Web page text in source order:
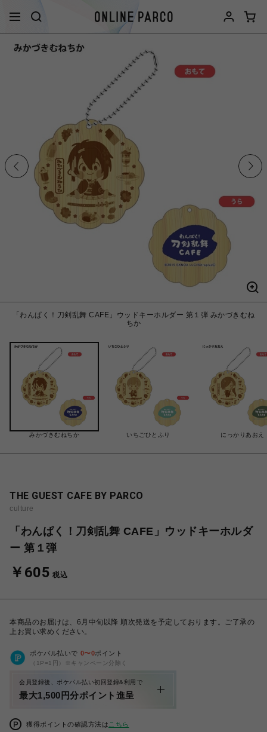
「わんぱく！刀剣乱舞 CAFE」ウッドキーホルダー 第１弾 みかづきむね
ちか
みかづきむねちか いちごひとふり にっかりあおえ
THE GUEST CAFE BY PARCO
culture
「わんぱく！刀剣乱舞 CAFE」ウッドキーホルダ
ー 第１弾
￥605 税込
本商品のお届けは、6月中旬以降 順次発送を予定しております。ご了承の
上お買い求めください。
ポケパル払いで 0〜0ポイント
（1P=1円）※キャンペーン分除く
会員登録後、ポケパル払い初回登録&利用で
最大1,500円分ポイント進呈
獲得ポイントの確認方法は こちら